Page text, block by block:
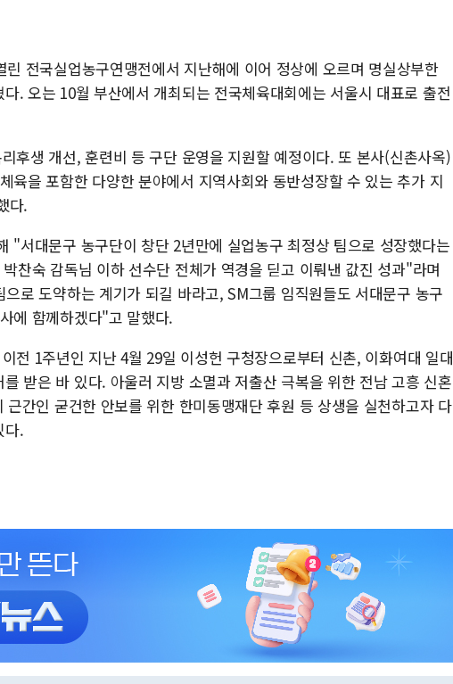
전국실업농구연맹전에서 지난해에 이어 정상에 오르며 명실상부한
. 오는 10월 부산에서 개최되는 전국체육대회에는 서울시 대표로 출전
후생 개선, 훈련비 등 구단 운영을 지원할 예정이다. 또 본사(신촌사옥)
육을 포함한 다양한 분야에서 지역사회와 동반성장할 수 있는 추가 지
다.
"서대문구 농구단이 창단 2년만에 실업농구 최정상 팀으로 성장했다는
찬숙 감독님 이하 선수단 전체가 역경을 딛고 이뤄낸 값진 성과"라며
로 도약하는 계기가 되길 바라고, SM그룹 임직원들도 서대문구 농구
에 함께하겠다"고 말했다.
전 1주년인 지난 4월 29일 이성헌 구청장으로부터 신촌, 이화여대 일대
받은 바 있다. 아울러 지방 소멸과 저출산 극복을 위한 전남 고흥 신혼
간인 굳건한 안보를 위한 한미동맹재단 후원 등 상생을 실천하고자 다
다.